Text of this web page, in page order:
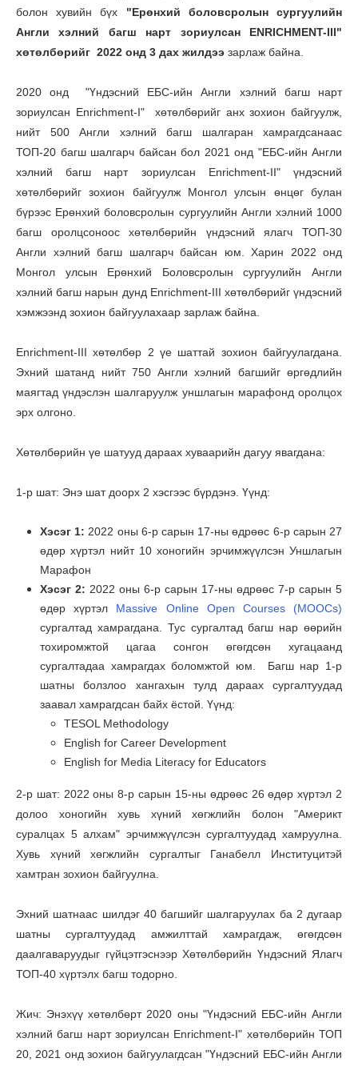
болон хувийн бүх "Ерөнхий боловсролын сургуулийн
Англи хэлний багш нарт зориулсан ENRICHMENT-III"
хөтөлбөрийг 2022 онд 3 дах жилдээ зарлаж байна.
2020 онд "Үндэсний ЕБС-ийн Англи хэлний багш нарт
зориулсан Enrichment-I" хөтөлбөрийг анх зохион байгуулж,
нийт 500 Англи хэлний багш шалгаран хамрагдсанаас
ТОП-20 багш шалгарч байсан бол 2021 онд "ЕБС-ийн Англи
хэлний багш нарт зориулсан Enrichment-II" үндэсний
хөтөлбөрийг зохион байгуулж Монгол улсын өнцөг булан
бүрээс Ерөнхий боловсролын сургуулийн Англи хэлний 1000
багш оролцсоноос хөтөлбөрийн үндэсний ялагч ТОП-30
Англи хэлний багш шалгарч байсан юм. Харин 2022 онд
Монгол улсын Ерөнхий Боловсролын сургуулийн Англи
хэлний багш нарын дунд Enrichment-III хөтөлбөрийг үндэсний
хэмжээнд зохион байгуулахаар зарлаж байна.
Enrichment-III хөтөлбөр 2 үе шаттай зохион байгуулагдана.
Эхний шатанд нийт 750 Англи хэлний багшийг өргөдлийн
маягтад үндэслэн шалгаруулж уншлагын марафонд оролцох
эрх олгоно.
Хөтөлбөрийн үе шатууд дараах хуваарийн дагуу явагдана:
1-р шат: Энэ шат доорх 2 хэсгээс бүрдэнэ. Үүнд:
Хэсэг 1: 2022 оны 6-р сарын 17-ны өдрөөс 6-р сарын 27
өдөр хүртэл нийт 10 хоногийн эрчимжүүлсэн Уншлагын
Марафон
Хэсэг 2: 2022 оны 6-р сарын 17-ны өдрөөс 7-р сарын 5
өдөр хүртэл Massive Online Open Courses (MOOCs)
сургалтад хамрагдана. Тус сургалтад багш нар өөрийн
тохиромжтой цагаа сонгон өгөгдсөн хугацаанд
сургалтадаа хамрагдах боломжтой юм. Багш нар 1-р
шатны болзлоо хангахын тулд дараах сургалтуудад
заавал хамрагдсан байх ёстой. Үүнд:
TESOL Methodology
English for Career Development
English for Media Literacy for Educators
2-р шат: 2022 оны 8-р сарын 15-ны өдрөөс 26 өдөр хүртэл 2
долоо хоногийн хувь хүний хөгжлийн болон "Америкт
суралцах 5 алхам" эрчимжүүлсэн сургалтуудад хамруулна.
Хувь хүний хөгжлийн сургалтыг Ганабелл Институцитэй
хамтран зохион байгуулна.
Эхний шатнаас шилдэг 40 багшийг шалгаруулах ба 2 дугаар
шатны сургалтуудад амжилттай хамрагдаж, өгөгдсөн
даалгаваруудыг гүйцэтгэснээр Хөтөлбөрийн Үндэсний Ялагч
ТОП-40 хүртэлх багш тодорно.
Жич: Энэхүү хөтөлбөрт 2020 оны "Үндэсний ЕБС-ийн Англи
хэлний багш нарт зориулсан Enrichment-I" хөтөлбөрийн ТОП
20, 2021 онд зохион байгуулагдсан "Үндэсний ЕБС-ийн Англи